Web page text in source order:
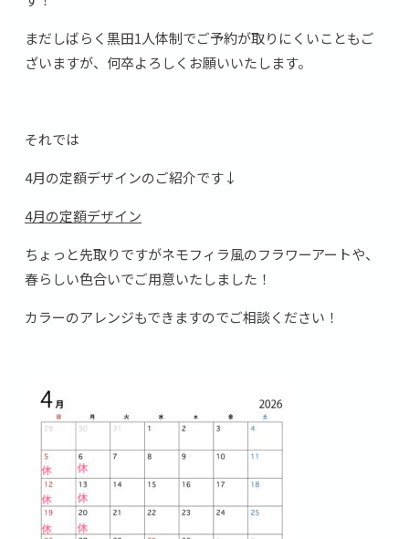
まだしばらく黒田1人体制でご予約が取りにくいこともご
ざいますが、何卒よろしくお願いいたします。
それでは
4月の定額デザインのご紹介です↓
4月の定額デザイン
ちょっと先取りですがネモフィラ風のフラワーアートや、
春らしい色合いでご用意いたしました！
カラーのアレンジもできますのでご相談ください！